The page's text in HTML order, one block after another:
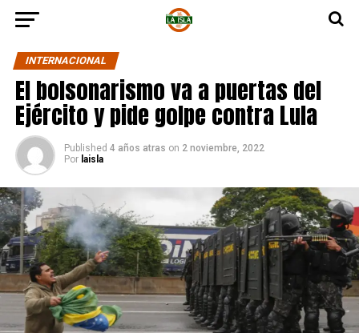
INTERNACIONAL
El bolsonarismo va a puertas del
Ejército y pide golpe contra Lula
Published 4 años atras on 2 noviembre, 2022
Por laisla